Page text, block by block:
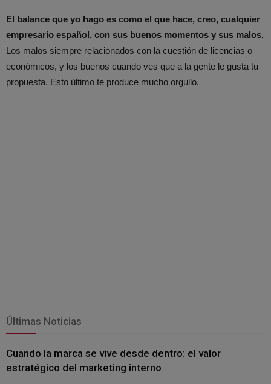
El balance que yo hago es como el que hace, creo, cualquier
empresario español, con sus buenos momentos y sus malos.
Los malos siempre relacionados con la cuestión de licencias o
económicos, y los buenos cuando ves que a la gente le gusta tu
propuesta. Esto último te produce mucho orgullo.
Últimas Noticias
Cuando la marca se vive desde dentro: el valor
estratégico del marketing interno